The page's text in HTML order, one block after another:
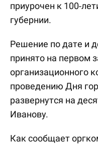
приурочен к 100-
губернии.
Решение по дате и
принято на первом
организационного
проведению Дня
развернутся на
Иванову.
Как сообщает